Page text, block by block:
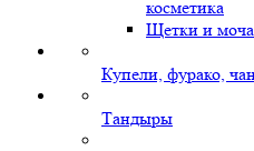
косметика
Щетки и
Купели, фурако,
Тандыры